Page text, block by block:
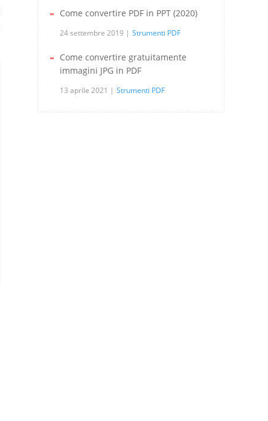
Come convertire PDF in PPT (2020)
24 settembre 2019 Strumenti PDF
Come convertire gratuitamente
immagini JPG in PDF
13 aprile 2021 Strumenti PDF